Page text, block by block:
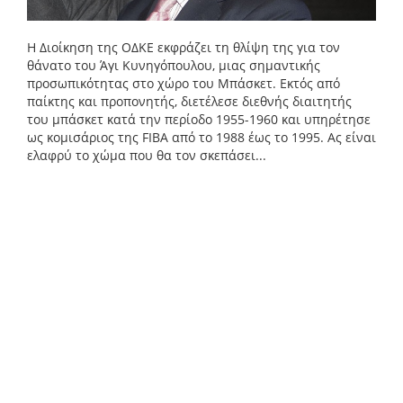
Η Διοίκηση της ΟΔΚΕ εκφράζει τη θλίψη της για τον
θάνατο του Άγι Κυνηγόπουλου, μιας σημαντικής
προσωπικότητας στο χώρο του Μπάσκετ. Εκτός από
παίκτης και προπονητής, διετέλεσε διεθνής διαιτητής
του μπάσκετ κατά την περίοδο 1955-1960 και υπηρέτησε
ως κομισάριος της FIBA από το 1988 έως το 1995. Ας είναι
ελαφρύ το χώμα που θα τον σκεπάσει...